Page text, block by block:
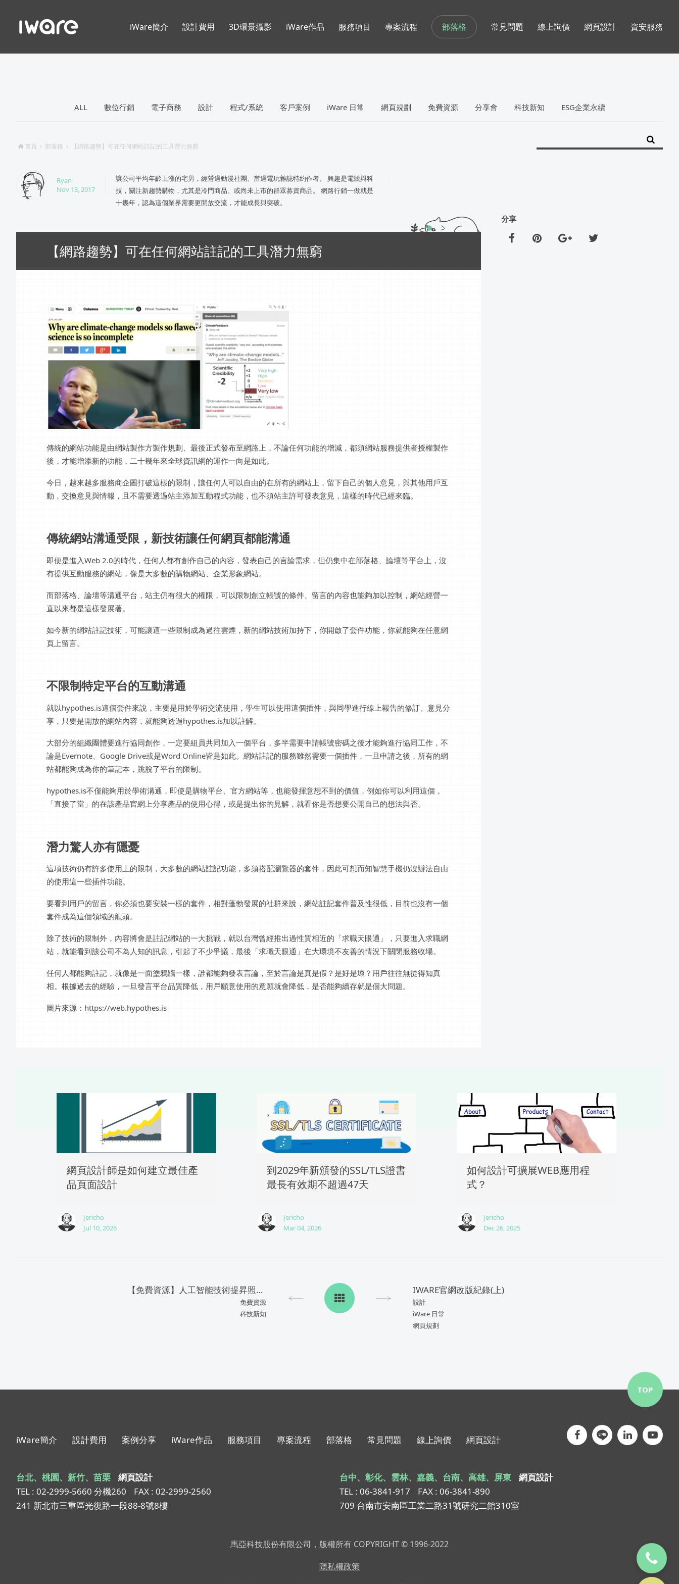
部落格
ALL 數位行銷 電子商務 設計 程式/系統 客戶案例 iWare 日常 網頁規劃 免費資源 分享會 科技新知 ESG企業永續
首頁 部落格 【網路趨勢】可在任何網站註記的工具潛力無窮
Ryan
Nov 13, 2017
讓公司平均年齡上漲的宅男，經營過動漫社團、當過電玩雜誌特約作者。 興趣是電競與科
技，關注新趨勢購物，尤其是冷門商品、或尚未上市的群眾募資商品。 網路行銷一做就是
十幾年，認為這個業界需要更開放交流，才能成長與突破。
【網路趨勢】可在任何網站註記的工具潛力無窮
傳統的網站功能是由網站製作方製作規劃、最後正式發布至網路上，不論任何功能的增減，都須網站服務提供者授權製作
後，才能增添新的功能，二十幾年來全球資訊網的運作一向是如此。
今日，越來越多服務商企圖打破這樣的限制，讓任何人可以自由的在所有的網站上，留下自己的個人意見，與其他用戶互
動，交換意見與情報，且不需要透過站主添加互動程式功能，也不須站主許可發表意見，這樣的時代已經來臨。
傳統網站溝通受限，新技術讓任何網頁都能溝通
即便是進入Web 2.0的時代，任何人都有創作自己的內容，發表自己的言論需求，但仍集中在部落格、論壇等平台上，沒
有提供互動服務的網站，像是大多數的購物網站、企業形象網站。
而部落格、論壇等溝通平台，站主仍有很大的權限，可以限制創立帳號的條件、留言的內容也能夠加以控制，網站經營一
直以來都是這樣發展著。
如今新的網站註記技術，可能讓這一些限制成為過往雲煙，新的網站技術加持下，你開啟了套件功能，你就能夠在任意網
頁上留言。
不限制特定平台的互動溝通
就以hypothes.is這個套件來說，主要是用於學術交流使用，學生可以使用這個插件，與同學進行線上報告的修訂、意見分
享，只要是開放的網站內容，就能夠透過hypothes.is加以註解。
大部分的組織團體要進行協同創作，一定要組員共同加入一個平台，多半需要申請帳號密碼之後才能夠進行協同工作，不
論是Evernote、Google Drive或是Word Online皆是如此。網站註記的服務雖然需要一個插件，一旦申請之後，所有的網
站都能夠成為你的筆記本，跳脫了平台的限制。
hypothes.is不僅能夠用於學術溝通，即使是購物平台、官方網站等，也能發揮意想不到的價值，例如你可以利用這個，
「直接了當」的在該產品官網上分享產品的使用心得，或是提出你的見解，就看你是否想要公開自己的想法與否。
潛力驚人亦有隱憂
這項技術仍有許多使用上的限制，大多數的網站註記功能，多須搭配瀏覽器的套件，因此可想而知智慧手機仍沒辦法自由
的使用這一些插件功能。
要看到用戶的留言，你必須也要安裝一樣的套件，相對蓬勃發展的社群來說，網站註記套件普及性很低，目前也沒有一個
套件成為這個領域的龍頭。
除了技術的限制外，內容將會是註記網站的一大挑戰，就以台灣曾經推出過性質相近的「求職天眼通」，只要進入求職網
站，就能看到該公司不為人知的訊息，引起了不少爭議，最後「求職天眼通」在大環境不友善的情況下關閉服務收場。
任何人都能夠註記，就像是一面塗鴉牆一樣，誰都能夠發表言論，至於言論是真是假？是好是壞？用戶往往無從得知真
相。根據過去的經驗，一旦發言平台品質降低，用戶願意使用的意願就會降低，是否能夠續存就是個大問題。
圖片來源：https://web.hypothes.is
分享
網頁設計師是如何建立最佳產
品頁面設計
Jericho
Jul 10, 2026
到2029年新頒發的SSL/TLS證書
最長有效期不超過47天
Jericho
Mar 04, 2026
如何設計可擴展WEB應用程
式？
Jericho
Dec 26, 2025
【免費資源】人工智能技術提昇照片品質服務Lets Enhance
免費資源
科技新知
IWARE官網改版紀錄(上)
設計
iWare 日常
網頁規劃
iWare簡介 設計費用 案例分享 iWare作品 服務項目 專案流程 部落格 常見問題 線上詢價 網頁設計
台北、桃園、新竹、苗栗
網頁設計
TEL : 02-2999-5660 分機260
FAX : 02-2999-2560
241 新北市三重區光復路一段88-8號8樓
台中、彰化、雲林、嘉義、台南、高雄、屏東
網頁設計
TEL : 06-3841-917
FAX : 06-3841-890
709 台南市安南區工業二路31號研究二館310室
馬亞科技股份有限公司，版權所有 COPYRIGHT © 1996-2022
隱私權政策
TOP